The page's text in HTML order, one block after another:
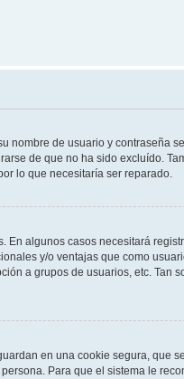
nombre de usuario y contraseña
de que no ha sido excluído.
lo que necesitaría ser reparado.
En algunos casos necesitará
y/o ventajas que como
a grupos de usuarios, etc. Tan
en una cookie segura, que
Para que el sistema le